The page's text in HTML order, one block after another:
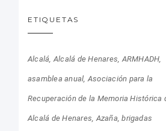
ETIQUETAS
Alcalá Alcalá de Henares ARMHADH
asamblea anual Asociación para la
Recuperación de la Memoria Histórica
Alcalá de Henares Azaña brigadas